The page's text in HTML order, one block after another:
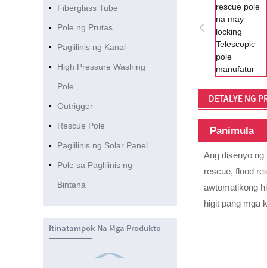
Fiberglass Tube
Pole ng Prutas
Paglilinis ng Kanal
High Pressure Washing
Pole
Outrigger
Rescue Pole
Paglilinis ng Solar Panel
Pole sa Paglilinis ng
Bintana
Itinatampok Na Mga Produkto
DETALYE NG
Panimula
Ang disenyo
rescue, flood
awtomatikong
higit pang mga